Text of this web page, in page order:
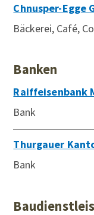
Chnusper-Egge
Bäckerei, Café,
Banken
Raiffeisenbank
Bank
Thurgauer
Bank